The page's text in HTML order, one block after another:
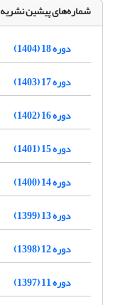
شماره‌های پیشین نشریه
دوره 18 (1404)
دوره 17 (1403)
دوره 16 (1402)
دوره 15 (1401)
دوره 14 (1400)
دوره 13 (1399)
دوره 12 (1398)
دوره 11 (1397)